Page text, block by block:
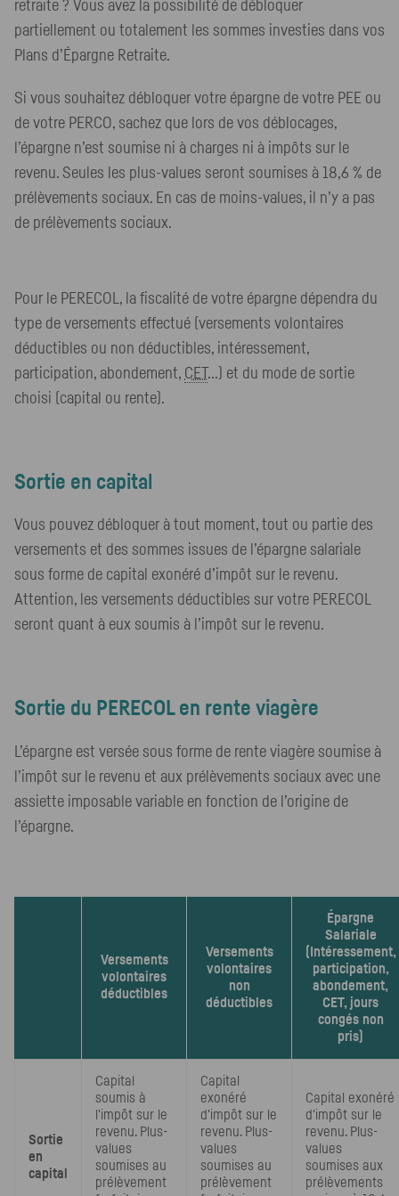
retraite ? Vous avez la possibilité de débloquer
partiellement ou totalement les sommes investies dans vos
Plans d’Épargne Retraite.
Si vous souhaitez débloquer votre épargne de votre PEE ou
de votre PERCO, sachez que lors de vos déblocages,
l’épargne n’est soumise ni à charges ni à impôts sur le
revenu. Seules les plus-values seront soumises à 18,6 % de
prélèvements sociaux. En cas de moins-values, il n’y a pas
de prélèvements sociaux.
Pour le PERECOL, la fiscalité de votre épargne dépendra du
type de versements effectué (versements volontaires
déductibles ou non déductibles, intéressement,
participation, abondement, CET ...) et du mode de sortie
choisi (capital ou rente).
Sortie en capital
Vous pouvez débloquer à tout moment, tout ou partie des
versements et des sommes issues de l’épargne salariale
sous forme de capital exonéré d’impôt sur le revenu.
Attention, les versements déductibles sur votre PERECOL
seront quant à eux soumis à l’impôt sur le revenu.
Sortie du PERECOLen rente viagère
L’épargne est versée sous forme de rente viagère soumise à
l’impôt sur le revenu et aux prélèvements sociaux avec une
assiette imposable variable en fonction de l’origine de
l’épargne.
Versements
volontaires
déductibles
Versements
volontaires
non
déductibles
Épargne
Salariale
(Intéressement,
participation,
abondement,
CET, jours
congés non
pris)
Sortie
en
capital
Capital
soumis à
l'impôt sur le
revenu. Plus-
values
soumises au
prélèvement
Capital
exonéré
d'impôt sur le
revenu. Plus-
values
soumises au
prélèvement
Capital exonéré
d'impôt sur le
revenu. Plus-
values
soumises aux
prélèvements